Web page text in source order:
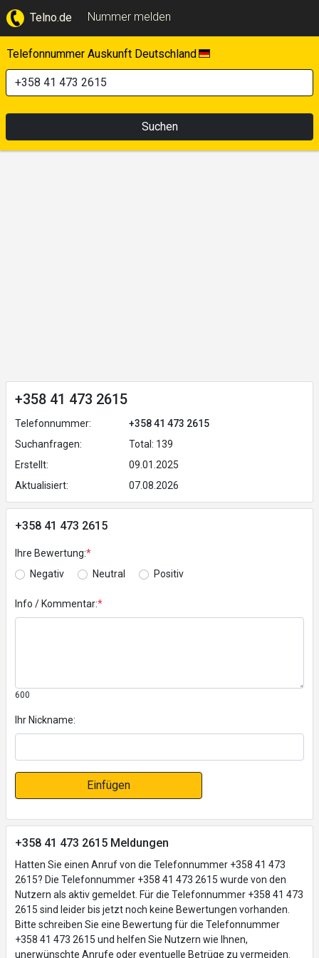
Telno.de Nummer melden
Telefonnummer Auskunft Deutschland
Suchen
+358 41 473 2615
Telefonnummer:
+358 41 473 2615
Suchanfragen:
Total: 139
Erstellt:
09.01.2025
Aktualisiert:
07.08.2026
+358 41 473 2615
Ihre Bewertung:*
Negativ
Neutral Positiv
Info / Kommentar:*
600
Ihr Nickname:
Einfügen
+358 41 473 2615 Meldungen
Hatten Sie einen Anruf von die Telefonnummer +358 41 473
2615? Die Telefonnummer +358 41 473 2615 wurde von den
Nutzern als aktiv gemeldet. Für die Telefonnummer +358 41 473
2615 sind leider bis jetzt noch keine Bewertungen vorhanden.
Bitte schreiben Sie eine Bewertung für die Telefonnummer
+358 41 473 2615 und helfen Sie Nutzern wie Ihnen,
unerwünschte Anrufe oder eventuelle Betrüge zu vermeiden.